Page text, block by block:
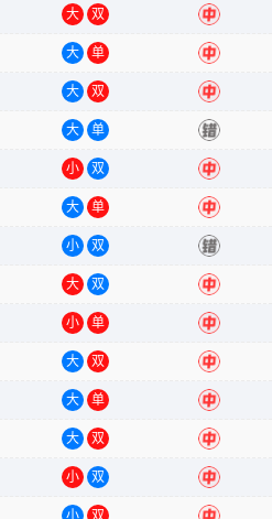
大 双 中
大 单 中
大 双 中
大 单 错
小 双 中
大 单 中
小 双 错
大 双 中
小 单 中
大 双 中
大 单 中
大 双 中
小 双 中
小 双 中